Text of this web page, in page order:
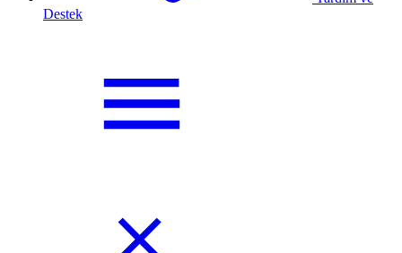
Destek